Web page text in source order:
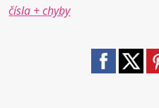
čísla + chyby